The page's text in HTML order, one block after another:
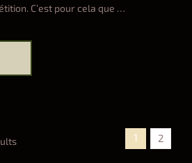
C’est pour cela que …
1 2